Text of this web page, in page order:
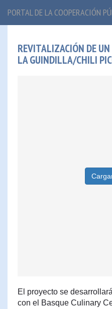
PORTAL DE LA COOPERACIÓN
REVITALIZACIÓN DE
LA GUINDILLA/CHILI
El proyecto se
con el Basque Culinary